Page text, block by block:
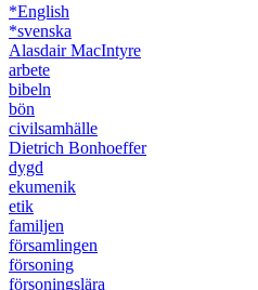
*English
*svenska
Alasdair MacIntyre
arbete
bibeln
bön
civilsamhälle
Dietrich Bonhoeffer
dygd
ekumenik
etik
familjen
församlingen
försoning
försoningslära